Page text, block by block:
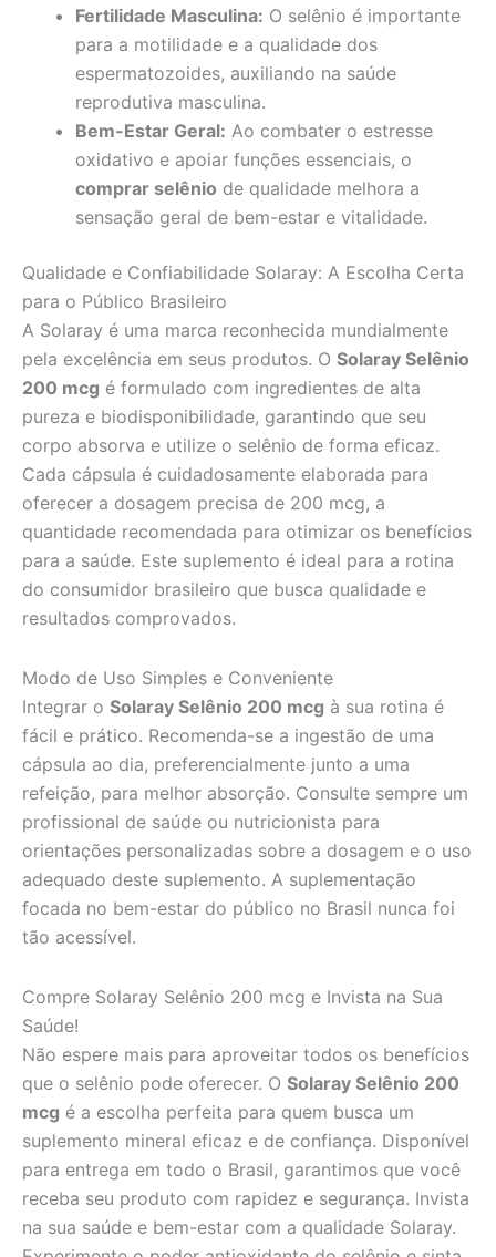
Fertilidade Masculina: O selênio é importante
para a motilidade e a qualidade dos
espermatozoides, auxiliando na saúde
reprodutiva masculina.
Bem-Estar Geral: Ao combater o estresse
oxidativo e apoiar funções essenciais, o
comprar selênio de qualidade melhora a
sensação geral de bem-estar e vitalidade.
Qualidade e Confiabilidade Solaray: A Escolha Certa
para o Público Brasileiro
A Solaray é uma marca reconhecida mundialmente
pela excelência em seus produtos. O Solaray Selênio
200 mcg é formulado com ingredientes de alta
pureza e biodisponibilidade, garantindo que seu
corpo absorva e utilize o selênio de forma eficaz.
Cada cápsula é cuidadosamente elaborada para
oferecer a dosagem precisa de 200 mcg, a
quantidade recomendada para otimizar os benefícios
para a saúde. Este suplemento é ideal para a rotina
do consumidor brasileiro que busca qualidade e
resultados comprovados.
Modo de Uso Simples e Conveniente
Integrar o Solaray Selênio 200 mcg à sua rotina é
fácil e prático. Recomenda-se a ingestão de uma
cápsula ao dia, preferencialmente junto a uma
refeição, para melhor absorção. Consulte sempre um
profissional de saúde ou nutricionista para
orientações personalizadas sobre a dosagem e o uso
adequado deste suplemento. A suplementação
focada no bem-estar do público no Brasil nunca foi
tão acessível.
Compre Solaray Selênio 200 mcg e Invista na Sua
Saúde!
Não espere mais para aproveitar todos os benefícios
que o selênio pode oferecer. O Solaray Selênio 200
mcg é a escolha perfeita para quem busca um
suplemento mineral eficaz e de confiança. Disponível
para entrega em todo o Brasil, garantimos que você
receba seu produto com rapidez e segurança. Invista
na sua saúde e bem-estar com a qualidade Solaray.